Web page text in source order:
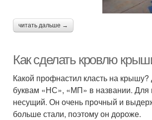
читать дальше →
Как сделать кровлю
Какой профнастил класть на
буквам «НС», «МП» в названии.
несущий. Он очень прочный и
больше стали, поэтому он дороже.